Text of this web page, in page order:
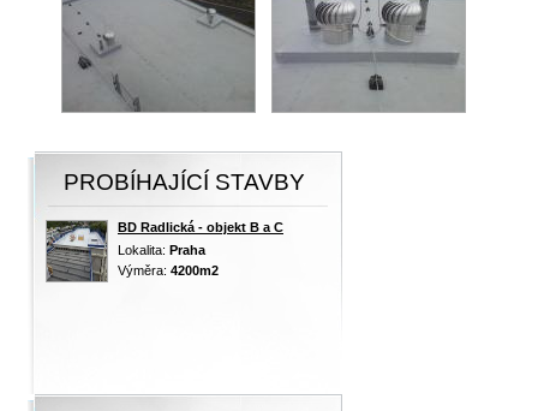
PROBÍHAJÍCÍ STAVBY
BD Radlická - objekt B a C
Lokalita: Praha
Výměra: 4200m2